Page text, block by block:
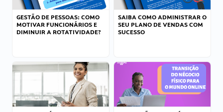
GESTÃO DE PESSOAS: COMO
MOTIVAR FUNCIONÁRIOS E
DIMINUIR A ROTATIVIDADE?
SAIBA COMO ADMINISTRAR O
SEU PLANO DE VENDAS COM
SUCESSO